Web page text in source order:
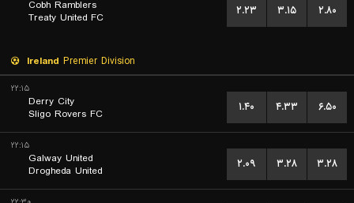
Cobh Ramblers
Treaty United FC
۲.۲۳ ۳.۱۵ ۲.۸۰
Ireland Premier Division
۲۲:۱۵
Derry City
Sligo Rovers FC
۱.۴۰ ۴.۳۳ ۶.۵۰
۲۲:۱۵
Galway United
Drogheda United
۲.۰۹ ۳.۲۸ ۳.۲۸